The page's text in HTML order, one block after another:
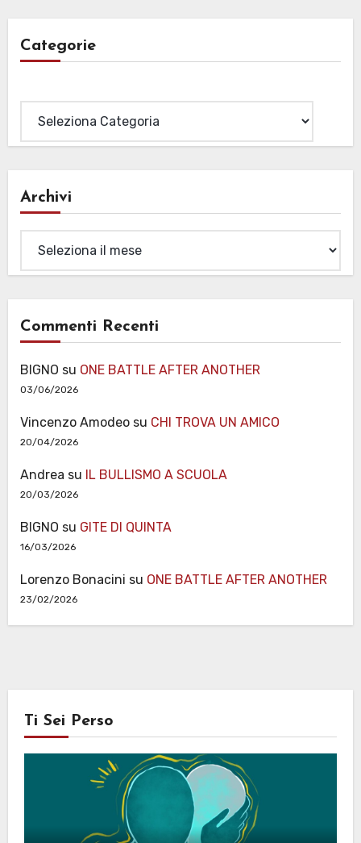
Categorie
Archivi
Commenti Recenti
BIGNO su ONE BATTLE AFTER ANOTHER
03/06/2026
Vincenzo Amodeosu CHI TROVA UN AMICO
20/04/2026
Andrea su IL BULLISMO A SCUOLA
20/03/2026
BIGNO su GITE DI QUINTA
16/03/2026
Lorenzo Bonacini su ONE BATTLE AFTER ANOTHER
23/02/2026
Ti Sei Perso